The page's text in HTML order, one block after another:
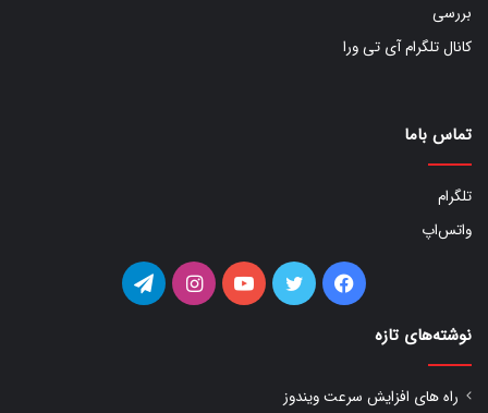
بررسی
کانال تلگرام آی تی ورا
تماس باما
تلگرام
واتس‌اپ
فیس توییتر یوتیوب اینستاگرامتلگرام
نوشته‌های تازه
راه های افزایش سرعت ویندوز